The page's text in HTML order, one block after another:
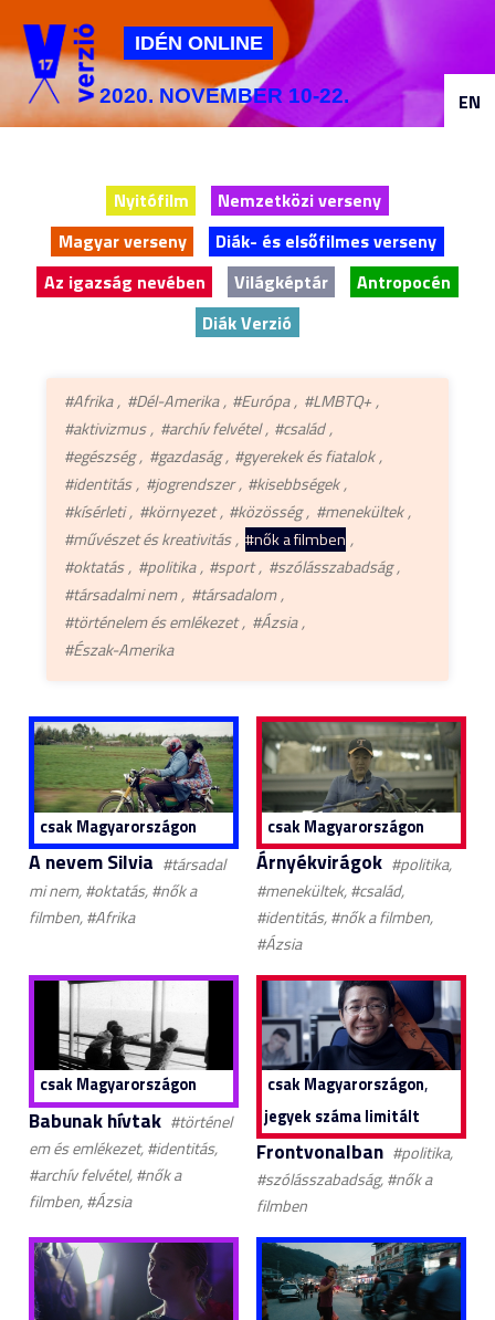
Jump to navigation
IDÉN ONLINE
2020. NOVEMBER 10-22.
Nyitófilm
Nemzetközi verseny
Magyar verseny
Diák- és elsőfilmes verseny
Az igazság nevében
Világképtár
Antropocén
Diák Verzió
#Afrika #Dél-Amerika #Európa
#LMBTQ+
#aktivizmus
#archív felvétel
#család
#egészség
#gazdaság
#gyerekek és fiatalok
#identitás
#jogrendszer
#kisebbségek
#kísérleti
#környezet #közösség
#menekültek
#művészet és kreativitás #nők a filmben
#oktatás
#politika #sport
#szólásszabadság
#társadalmi nem
#társadalom
#történelem és emlékezet
#Ázsia
#Észak-Amerika
csak Magyarországon
A nevem Silvia #társadal
mi nem, #oktatás, #nők a
filmben, #Afrika
csak Magyarországon
Árnyékvirágok #politika,
#menekültek, #család,
#identitás, #nők a filmben,
#Ázsia
csak Magyarországon
Babunak hívtak #történel
em és emlékezet, #identitás,
#archív felvétel, #nők a
filmben, #Ázsia
csak Magyarországon,
jegyek száma limitált
Frontvonalban #politika,
#szólásszabadság, #nők a
filmben
EN